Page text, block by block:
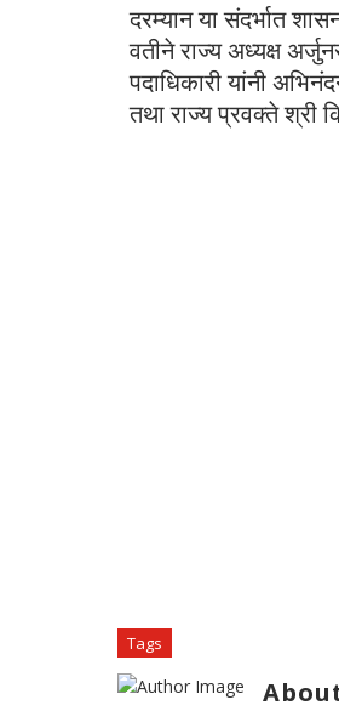
दरम्यान या संदर्भात
वतीने राज्य अध्यक्ष
पदाधिकारी यांनी
तथा राज्य प्रवक्ते श्री
Tags